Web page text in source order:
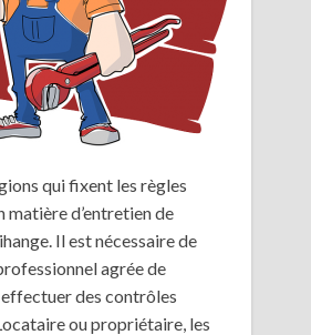
qui fixent les règles
matière d’entretien de
Il est nécessaire de
agrée de
des contrôles
ou propriétaire, les